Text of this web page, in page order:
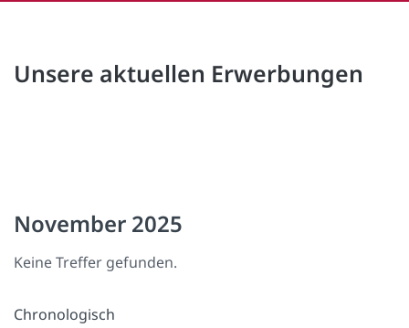
Unsere aktuellen Erwerbungen
November 2025
Keine Treffer gefunden.
Chronologisch